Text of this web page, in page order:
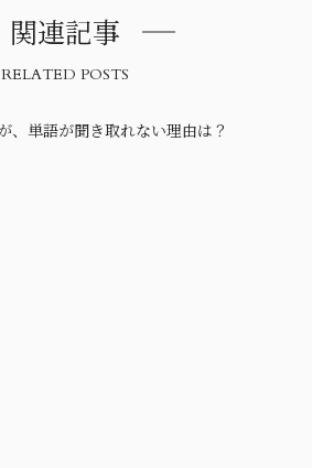
関連記事
RELATED POSTS